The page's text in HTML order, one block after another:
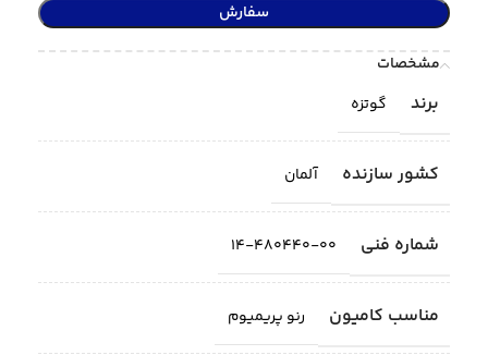
سفارش
مشخصات
برند گوتزه
کشور سازنده آلمان
شماره فنی 14-480440-00
مناسب کامیون رنو پریمیوم